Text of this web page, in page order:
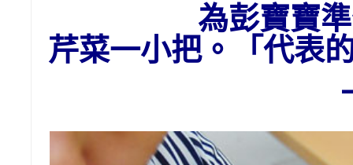
為彭寶寶
芹菜一小把。「代表